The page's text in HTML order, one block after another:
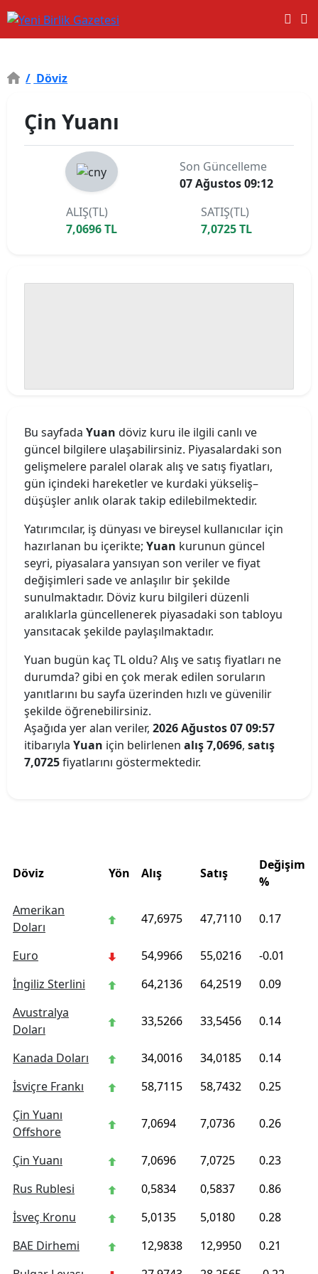
/ Döviz
Çin Yuanı
Son Güncelleme
07 Ağustos 09:12
ALIŞ(TL)
7,0696 TL
SATIŞ(TL)
7,0725 TL
Bu sayfada Yuan döviz kuru ile ilgili canlı ve
güncel bilgilere ulaşabilirsiniz. Piyasalardaki son
gelişmelere paralel olarak alış ve satış fiyatları,
gün içindeki hareketler ve kurdaki yükseliş–
düşüşler anlık olarak takip edilebilmektedir.
Yatırımcılar, iş dünyası ve bireysel kullanıcılar için
hazırlanan bu içerikte; Yuan kurunun güncel
seyri, piyasalara yansıyan son veriler ve fiyat
değişimleri sade ve anlaşılır bir şekilde
sunulmaktadır. Döviz kuru bilgileri düzenli
aralıklarla güncellenerek piyasadaki son tabloyu
yansıtacak şekilde paylaşılmaktadır.
Yuan bugün kaç TL oldu? Alış ve satış fiyatları ne
durumda? gibi en çok merak edilen soruların
yanıtlarını bu sayfa üzerinden hızlı ve güvenilir
şekilde öğrenebilirsiniz.
Aşağıda yer alan veriler, 2026 Ağustos 07 09:57
itibarıyla Yuan için belirlenen alış 7,0696, satış
7,0725fiyatlarını göstermektedir.
Döviz Yön Alış Satış
Değişim
%
Amerikan
Doları
47,6975 47,7110 0.17
Euro 54,9966 55,0216
-0.01
İngiliz Sterlini
64,2136 64,2519
0.09
Avustralya
Doları
33,5266 33,5456 0.14
Kanada Doları 34,0016 34,0185
0.14
İsviçre Frankı
58,7115 58,7432
0.25
Çin Yuanı
Offshore
7,0694 7,0736 0.26
Çin Yuanı 7,0696 7,0725
0.23
Rus Rublesi
0,5834 0,5837
0.86
İsveç Kronu
5,0135 5,0180
0.28
BAE Dirhemi
12,9838 12,9950
0.21